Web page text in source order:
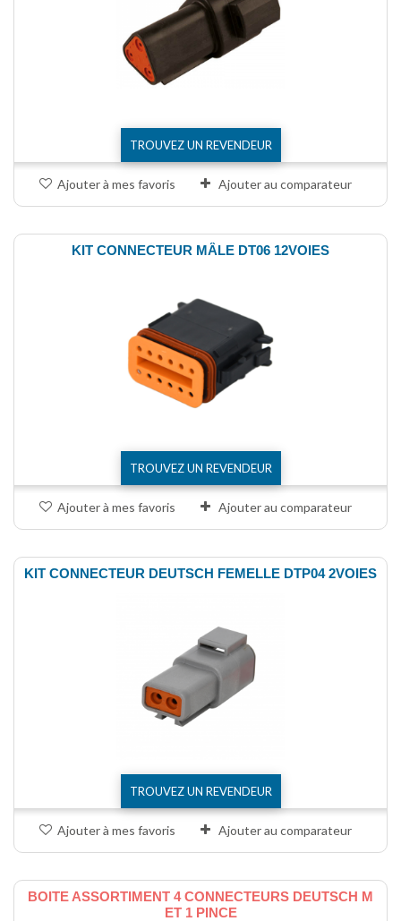
TROUVEZ UN REVENDEUR
Ajouter à mes favoris Ajouter au comparateur
KIT CONNECTEUR MÂLE DT06 12VOIES
TROUVEZ UN REVENDEUR
Ajouter à mes favoris Ajouter au comparateur
KIT CONNECTEUR DEUTSCH FEMELLE DTP04 2VOIES
TROUVEZ UN REVENDEUR
Ajouter à mes favoris Ajouter au comparateur
BOITE ASSORTIMENT 4 CONNECTEURS DEUTSCH M
ET 1 PINCE